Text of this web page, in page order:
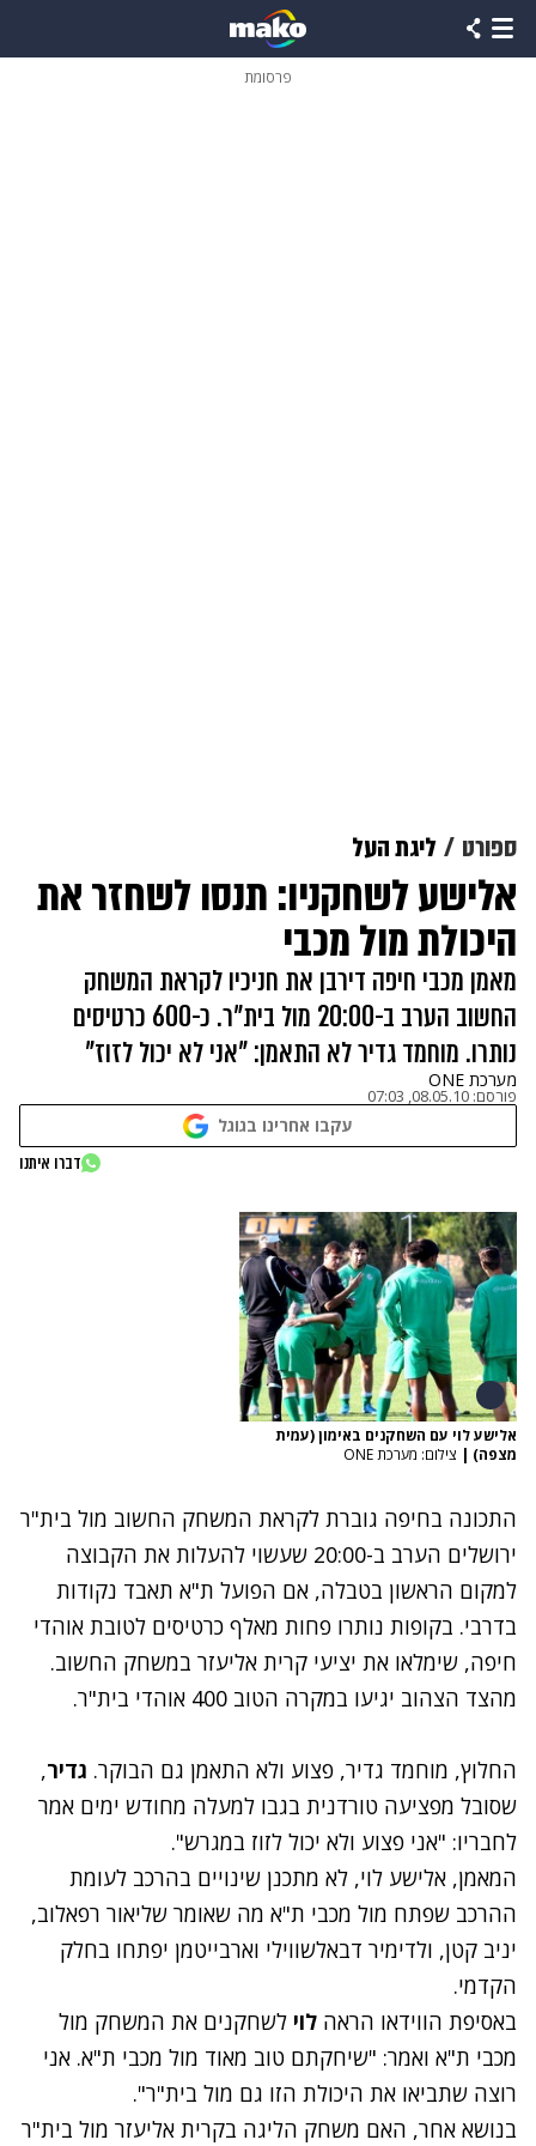
פרסומת
ספורט ליגת העל
אלישע לשחקניו: תנסו לשחזר את
היכולת מול מכבי
מאמן מכבי חיפה דירבן את חניכיו לקראת המשחק
החשוב הערב ב-20:00 מול בית"ר. כ-600 כרטיסים
נותרו. מוחמד גדיר לא התאמן: "אני לא יכול לזוז"
מערכת ONE
פורסם: 08.05.10, 07:03
עקבו אחרינו בגוגל
דברו איתנו
אלישע לוי עם השחקנים באימון (עמית
מצפה) | צילום: מערכת ONE
התכונה בחיפה גוברת לקראת המשחק החשוב מול בית"ר
ירושלים הערב ב-20:00 שעשוי להעלות את הקבוצה
למקום הראשון בטבלה, אם הפועל ת"א תאבד נקודות
בדרבי. בקופות נותרו פחות מאלף כרטיסים לטובת אוהדי
חיפה, שימלאו את יציעי קרית אליעזר במשחק החשוב.
מהצד הצהוב יגיעו במקרה הטוב 400 אוהדי בית"ר.
החלוץ, מוחמד גדיר, פצוע ולא התאמן גם הבוקר. גדיר,
שסובל מפציעה טורדנית בגבו למעלה מחודש ימים אמר
לחבריו: "אני פצוע ולא יכול לזוז במגרש".
המאמן, אלישע לוי, לא מתכנן שינויים בהרכב לעומת
ההרכב שפתח מול מכבי ת"א מה שאומר שליאור רפאלוב,
יניב קטן, ולדימיר דבאלשווילי וארבייטמן יפתחו בחלק
הקדמי.
באסיפת הווידאו הראה לוי לשחקנים את המשחק מול
מכבי ת"א ואמר: "שיחקתם טוב מאוד מול מכבי ת"א. אני
רוצה שתביאו את היכולת הזו גם מול בית"ר".
בנושא אחר, האם משחק הליגה בקרית אליעזר מול בית"ר